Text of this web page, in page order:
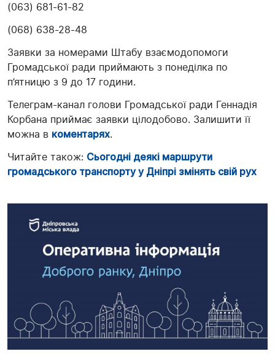
(063) 681-61-82
(068) 638-28-48
Заявки за номерами Штабу взаємодопомоги
Громадської ради приймають з понеділка по
п’ятницю з 9 до 17 години.
Телеграм-канал голови Громадської ради Геннадія
Корбана приймає заявки цілодобово. Залишити її
можна в коментарях.
Читайте також: Сьогодні деякі маршрути
громадського транспорту у Дніпрі змінять свій рух